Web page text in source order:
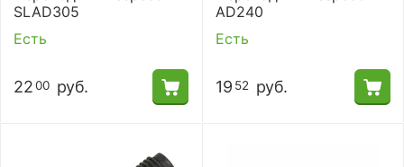
SLAD305
Есть
2200 руб.
AD240
Есть
19 52 руб.